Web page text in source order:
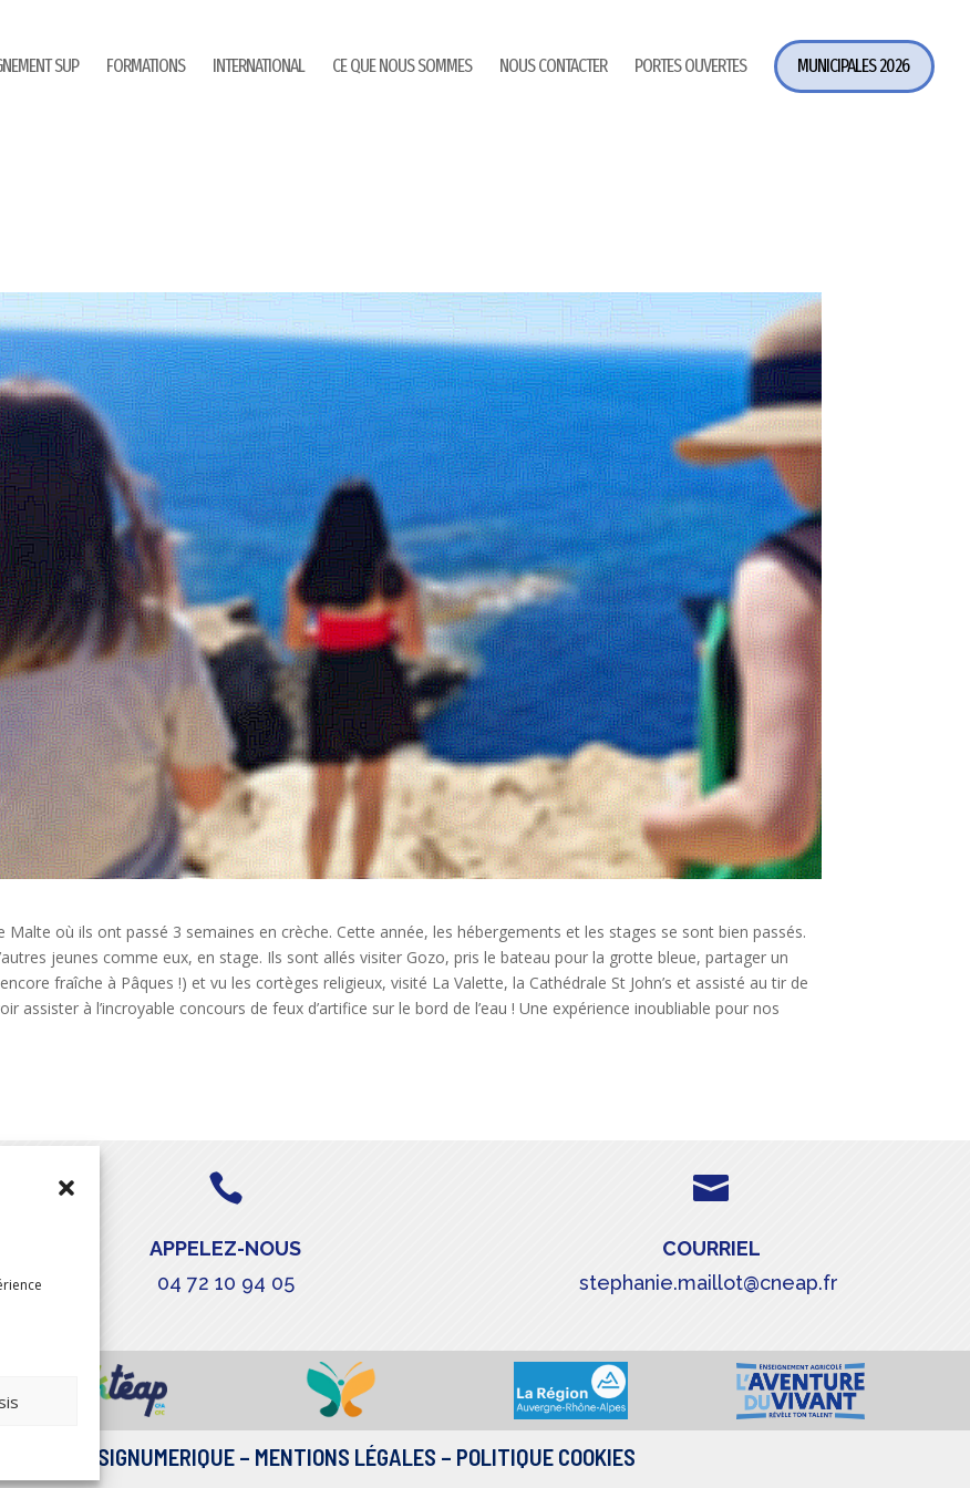
SUP FORMATIONS INTERNATIONAL CE QUE NOUS SOMMES NOUS CONTACTER PORTES OUVERTES MUNICIPALES 2026
où ils ont passé 3 semaines en crèche. Cette année, les hébergements et les stages se sont bien passés.
jeunes comme eux, en stage. Ils sont allés visiter Gozo, pris le bateau pour la grotte bleue, partager un
fraîche à Pâques !) et vu les cortèges religieux, visité La Valette, la Cathédrale St John’s et assisté au tir de
assister à l’incroyable concours de feux d’artifice sur le bord de l’eau ! Une expérience inoubliable pour nos

APPELEZ-NOUS
04 72 10 94 05

COURRIEL
stephanie.maillot@cneap.fr
DESIGNUMERIQUE – MENTIONS LÉGALES – POLITIQUE COOKIES